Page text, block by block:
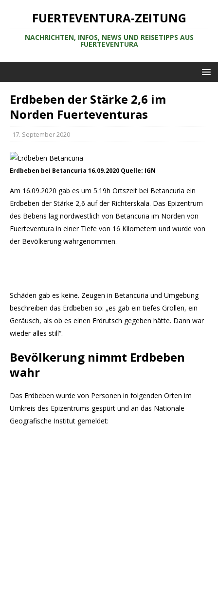
FUERTEVENTURA-ZEITUNG
NACHRICHTEN, INFOS, NEWS UND REISETIPPS AUS
FUERTEVENTURA
Erdbeben der Stärke 2,6 im
Norden Fuerteventuras
17. September 2020
Erdbeben bei Betancuria 16.09.2020 Quelle: IGN
Am 16.09.2020 gab es um 5.19h Ortszeit bei Betancuria ein
Erdbeben der Stärke 2,6 auf der Richterskala. Das Epizentrum
des Bebens lag nordwestlich von Betancuria im Norden von
Fuerteventura in einer Tiefe von 16 Kilometern und wurde von
der Bevölkerung wahrgenommen.
Schäden gab es keine. Zeugen in Betancuria und Umgebung
beschreiben das Erdbeben so: „es gab ein tiefes Grollen, ein
Geräusch, als ob es einen Erdrutsch gegeben hätte. Dann war
wieder alles still“.
Bevölkerung nimmt Erdbeben
wahr
Das Erdbeben wurde von Personen in folgenden Orten im
Umkreis des Epizentrums gespürt und an das Nationale
Geografische Institut gemeldet: